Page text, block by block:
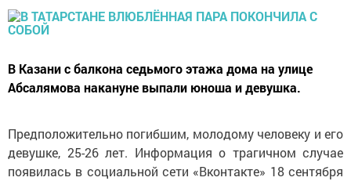
В Казани с балкона седьмого этажа дома на улице
Абсалямова накануне выпали юноша и девушка.
Предположительно погибшим, молодому человеку и его
девушке, 25-26 лет. Информация о трагичном случае
появилась в социальной сети «Вконтакте» 18 сентября